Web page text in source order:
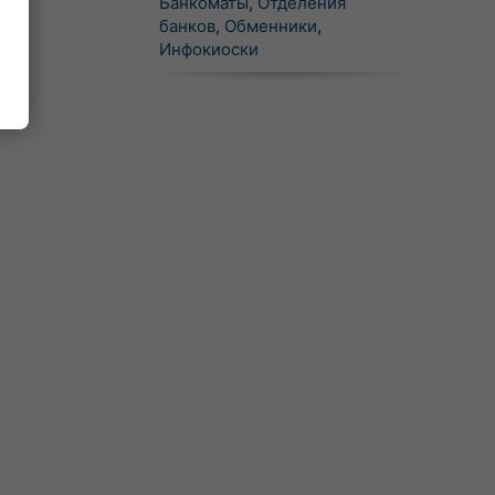
банков, Обменники,
Инфокиоски